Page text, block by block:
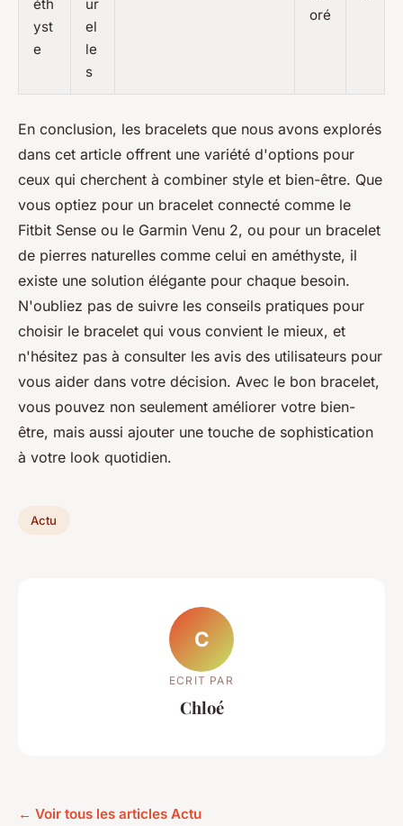
éth
yst
e
ur
el
le
s
oré
En conclusion, les bracelets que nous avons explorés
dans cet article offrent une variété d'options pour
ceux qui cherchent à combiner style et bien-être. Que
vous optiez pour un bracelet connecté comme le
Fitbit Sense ou le Garmin Venu 2, ou pour un bracelet
de pierres naturelles comme celui en améthyste, il
existe une solution élégante pour chaque besoin.
N'oubliez pas de suivre les conseils pratiques pour
choisir le bracelet qui vous convient le mieux, et
n'hésitez pas à consulter les avis des utilisateurs pour
vous aider dans votre décision. Avec le bon bracelet,
vous pouvez non seulement améliorer votre bien-
être, mais aussi ajouter une touche de sophistication
à votre look quotidien.
Actu
C
ECRIT PAR
Chloé
← Voir tous les articles Actu